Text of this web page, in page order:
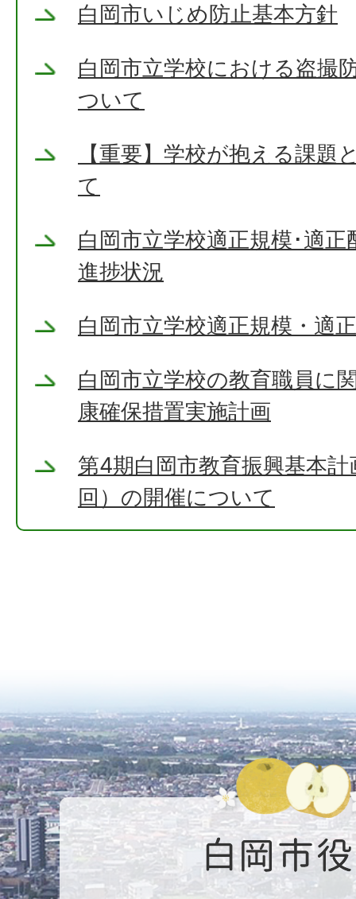
白岡市いじめ防止基本方針
白岡市立学校における盗撮
ついて
【重要】学校が抱える課題
て
白岡市立学校適正規模･適
進捗状況
白岡市立学校適正規模・適
白岡市立学校の教育職員に
康確保措置実施計画
第4期白岡市教育振興基本
回）の開催について